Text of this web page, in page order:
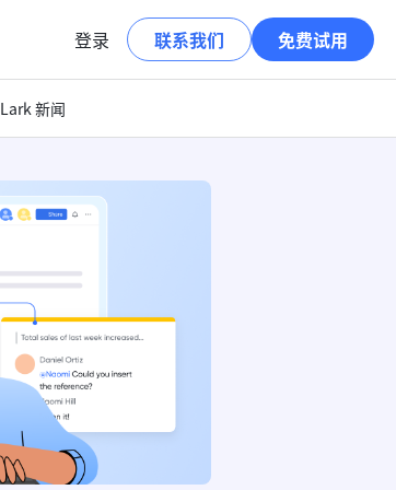
登录 联系我们 免费试用
Lark 新闻